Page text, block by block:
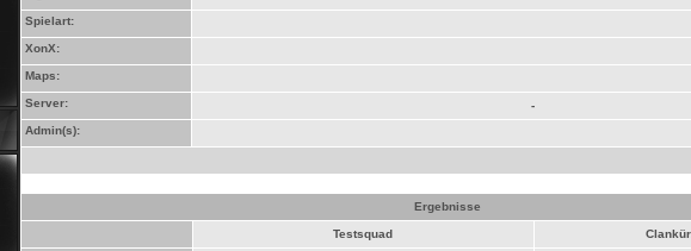
Spielart:
XonX:
Maps:
Server:
-
Admin(s):
Ergebnisse
Testsquad